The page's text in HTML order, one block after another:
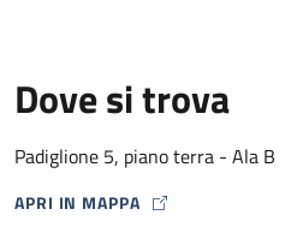
Dove si trova
Padiglione 5, piano terra - Ala B
APRI IN MAPPA
MAP ICON